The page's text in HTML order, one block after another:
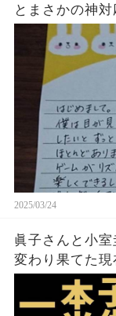
とまさかの神対
2025/03/24
眞子さんと小
変わり果てた
の長女がアメ
ヤバいO癖に言